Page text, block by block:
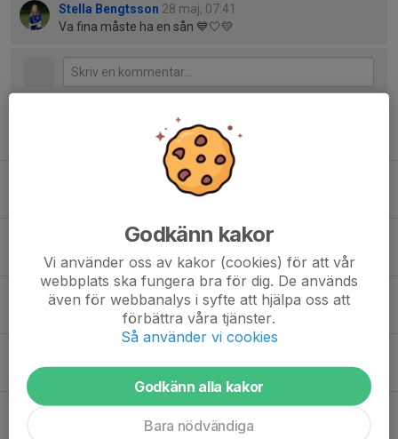
Stella Bengtsson 28 maj, 07:41
Va fina måste ha en sån 💙🤍💛
Finbesök på IP
3 aug, 09:43 0
Grattis Lunkan!
29 jul, 07:48 1
Matchdag!
0
Godkänn kakor
Vi använder oss av kakor (cookies) för att vår
webbplats ska fungera bra för dig. De används
även för webbanalys i syfte att hjälpa oss att
förbättra våra tjänster.
Så använder vi cookies
Godkänn alla kakor
Bara nödvändiga